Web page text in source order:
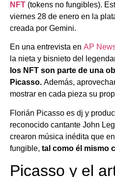
NFT (tokens no fungibles).
viernes 28 de enero en la
creada por Gemini.
En una entrevista en AP
la nieta y bisnieto del
los NFT son parte de una
Picasso. Además,
mostrar en cada pieza su
Florián Picasso es dj y
reconocido cantante John
crearon música inédita que
fungible, tal como él mismo
Picasso y el